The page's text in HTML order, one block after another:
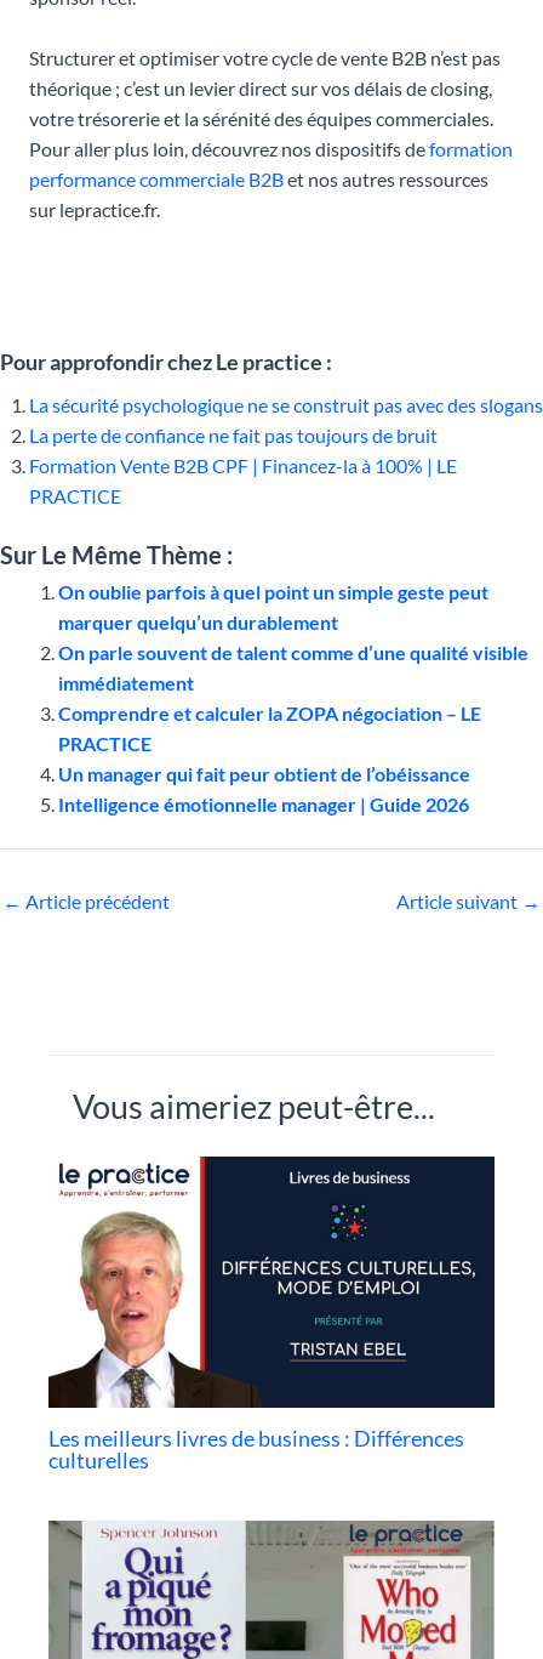
Structurer et optimiser votre cycle de vente B2B n’est pas
théorique ; c’est un levier direct sur vos délais de closing,
votre trésorerie et la sérénité des équipes commerciales.
Pour aller plus loin, découvrez nos dispositifs deformation
performance commerciale B2Bet nos autres ressources
sur lepractice.fr.
Pour approfondir chez Le practice :
La sécurité psychologique ne se construit pas avec des slogans
La perte de confiance ne fait pas toujours de bruit
Formation Vente B2B CPF | Financez-la à 100% | LE
PRACTICE
Sur Le Même Thème :
On oublie parfois à quel point un simple geste peut
marquer quelqu’un durablement
On parle souvent de talent comme d’une qualité visible
immédiatement
Comprendre et calculer la ZOPA négociation – LE
PRACTICE
Un manager qui fait peur obtient de l’obéissance
Intelligence émotionnelle manager | Guide 2026
← Article précédent Article suivant →
Vous aimeriez peut-être...
Les meilleurs livres de business : Différences
culturelles